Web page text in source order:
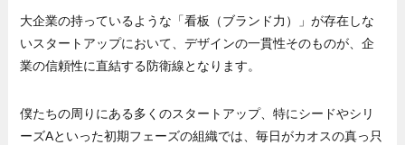
大企業の持っているような「看板（ブランド力）」が存在しな
いスタートアップにおいて、デザインの一貫性そのものが、企
業の信頼性に直結する防衛線となります。
僕たちの周りにある多くのスタートアップ、特にシードやシリ
ーズAといった初期フェーズの組織では、毎日がカオスの真っ只